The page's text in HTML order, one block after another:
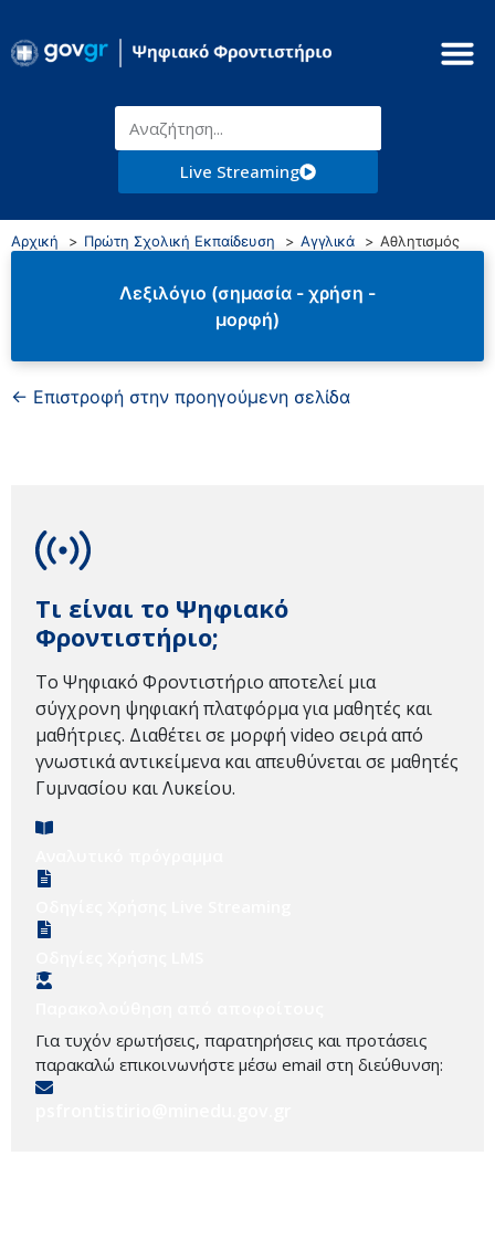
Live Streaming
Αρχική Πρώτη Σχολική Εκπαίδευση Αγγλικά Αθλητισμός
Λεξιλόγιο (σημασία - χρήση -
μορφή)
← Επιστροφή στην προηγούμενη σελίδα
Τι είναι το Ψηφιακό
Φροντιστήριο;
Το Ψηφιακό Φροντιστήριο αποτελεί μια
σύγχρονη ψηφιακή πλατφόρμα για μαθητές και
μαθήτριες. Διαθέτει σε μορφή video σειρά από
γνωστικά αντικείμενα και απευθύνεται σε μαθητές
Γυμνασίου και Λυκείου.
Για τυχόν ερωτήσεις, παρατηρήσεις και προτάσεις
παρακαλώ επικοινωνήστε μέσω email στη διεύθυνση: